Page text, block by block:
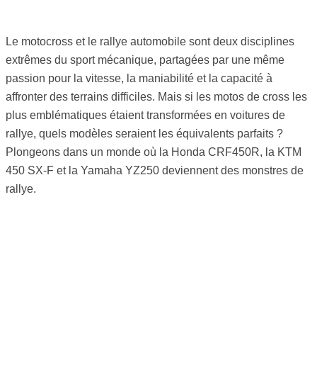
Le motocross et le rallye automobile sont deux disciplines
extrêmes du sport mécanique, partagées par une même
passion pour la vitesse, la maniabilité et la capacité à
affronter des terrains difficiles. Mais si les motos de cross les
plus emblématiques étaient transformées en voitures de
rallye, quels modèles seraient les équivalents parfaits ?
Plongeons dans un monde où la Honda CRF450R, la KTM
450 SX-F et la Yamaha YZ250 deviennent des monstres de
rallye.